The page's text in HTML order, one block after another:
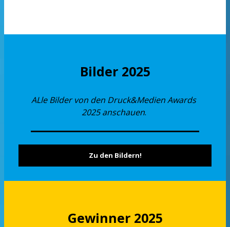
Bilder 2025
ALle Bilder von den Druck&Medien Awards
2025 anschauen.
Zu den Bildern!
Gewinner 2025